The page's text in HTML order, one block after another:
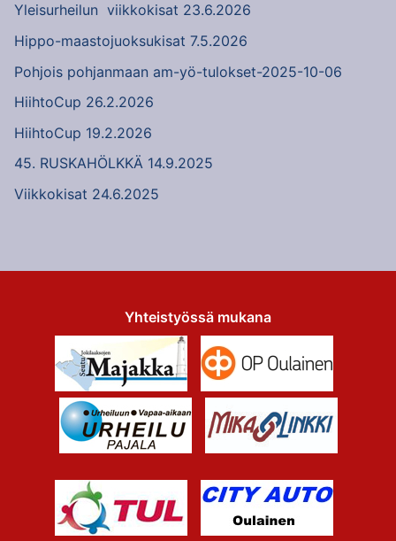
Yleisurheilun viikkokisat 23.6.2026
Hippo-maastojuoksukisat 7.5.2026
Pohjois pohjanmaan am-yö-tulokset-2025-10-06
HiihtoCup 26.2.2026
HiihtoCup 19.2.2026
45. RUSKAHÖLKKÄ 14.9.2025
Viikkokisat 24.6.2025
Yhteistyössä mukana